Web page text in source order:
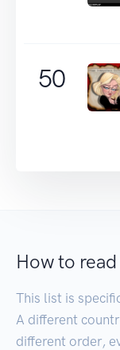
50
How to
This list is
A different
different order,